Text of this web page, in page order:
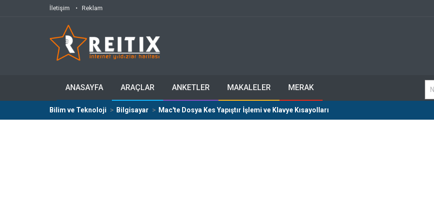
İletişim Reklam
ANASAYFA ARAÇLAR ANKETLER MAKALELER MERAK
Bilim ve Teknoloji Bilgisayar Mac'te Dosya Kes Yapıştır İşlemi ve Klavye Kısayolları